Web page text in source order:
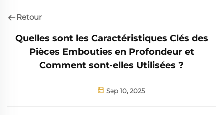
Retour
Quelles sont les Caractéristiques Clés des
Pièces Embouties en Profondeur et
Comment sont-elles Utilisées ?
Sep 10, 2025